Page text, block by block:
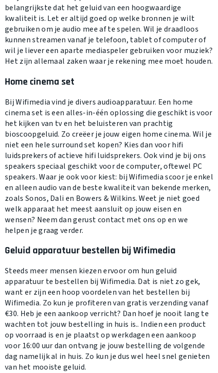
belangrijkste dat het geluid van een hoogwaardige
kwaliteit is. Let er altijd goed op welke bronnen je wilt
gebruiken om je audio mee af te spelen. Wil je draadloos
kunnen streamen vanaf je telefoon, tablet of computer of
wil je liever een aparte mediaspeler gebruiken voor muziek?
Het zijn allemaal zaken waar je rekening mee moet houden.
Home cinema set
Bij Wifimedia vind je divers audioapparatuur. Een home
cinema set is een alles-in-één oplossing die geschikt is voor
het kijken van tv en het beluisteren van prachtig
bioscoopgeluid. Zo creëer je jouw eigen home cinema. Wil je
niet een hele surround set kopen? Kies dan voor hifi
luidsprekers of actieve hifi luidsprekers. Ook vind je bij ons
speakers speciaal geschikt voor de computer, oftewel PC
speakers. Waar je ook voor kiest: bij Wifimedia scoor je enkel
en alleen audio van de beste kwaliteit van bekende merken,
zoals Sonos, Dali en Bowers & Wilkins. Weet je niet goed
welk apparaat het meest aansluit op jouw eisen en
wensen? Neem dan gerust contact met ons op en we
helpen je graag verder.
Geluid apparatuur bestellen bij Wifimedia
Steeds meer mensen kiezen ervoor om hun geluid
apparatuur te bestellen bij Wifimedia. Dat is niet zo gek,
want er zijn een hoop voordelen van het bestellen bij
Wifimedia. Zo kun je profiteren van gratis verzending vanaf
€30. Heb je een aankoop verricht? Dan hoef je nooit lang te
wachten tot jouw bestelling in huis is.. Indien een product
op voorraad is en je plaatst op werkdagen een aankoop
voor 16:00 uur dan ontvang je jouw bestelling de volgende
dag namelijk al in huis. Zo kun je dus wel heel snel genieten
van het mooiste geluid.